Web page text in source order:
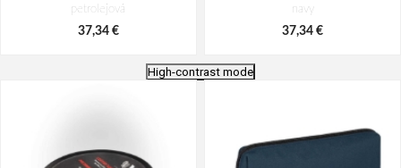
petrolejová
37,34 €
navy
37,34 €
High-contrast mode